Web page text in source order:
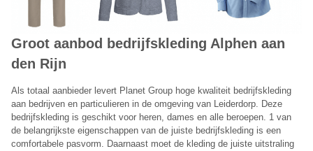
Groot aanbod bedrijfskleding Alphen aan
den Rijn
Als totaal aanbieder levert Planet Group hoge kwaliteit bedrijfskleding
aan bedrijven en particulieren in de omgeving van Leiderdorp. Deze
bedrijfskleding is geschikt voor heren, dames en alle beroepen. 1 van
de belangrijkste eigenschappen van de juiste bedrijfskleding is een
comfortabele pasvorm. Daarnaast moet de kleding de juiste uitstraling